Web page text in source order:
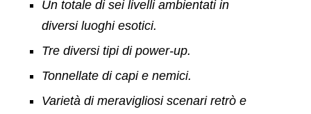
Un totale di sei livelli ambientati in
diversi luoghi esotici.
Tre diversi tipi di power-up.
Tonnellate di capi e nemici.
Varietà di meravigliosi scenari retrò e